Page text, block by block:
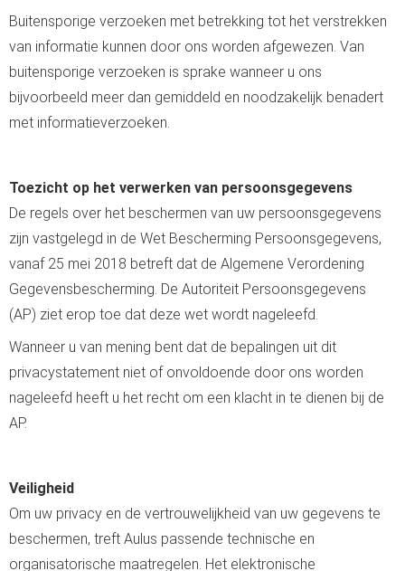
Buitensporige verzoeken met betrekking tot het verstrekken
van informatie kunnen door ons worden afgewezen. Van
buitensporige verzoeken is sprake wanneer u ons
bijvoorbeeld meer dan gemiddeld en noodzakelijk benadert
met informatieverzoeken.
Toezicht op het verwerken van persoonsgegevens
De regels over het beschermen van uw persoonsgegevens
zijn vastgelegd in de Wet Bescherming Persoonsgegevens,
vanaf 25 mei 2018 betreft dat de Algemene Verordening
Gegevensbescherming. De Autoriteit Persoonsgegevens
(AP) ziet erop toe dat deze wet wordt nageleefd.
Wanneer u van mening bent dat de bepalingen uit dit
privacystatement niet of onvoldoende door ons worden
nageleefd heeft u het recht om een klacht in te dienen bij de
AP.
Veiligheid
Om uw privacy en de vertrouwelijkheid van uw gegevens te
beschermen, treft Aulus passende technische en
organisatorische maatregelen. Het elektronische